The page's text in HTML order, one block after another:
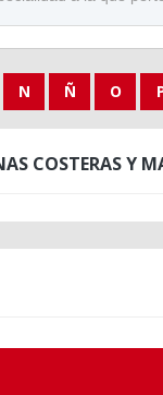
N Ñ O
COSTERAS Y